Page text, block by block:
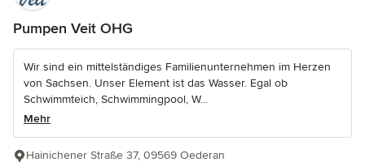
Pumpen Veit OHG
Wir sind ein mittelständiges Familienunternehmen im Herzen
von Sachsen. Unser Element ist das Wasser. Egal ob
Schwimmteich, Schwimmingpool, W...
Mehr
Hainichener Straße 37, 09569 Oederan